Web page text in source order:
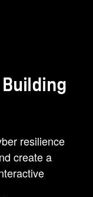
resilience
create a